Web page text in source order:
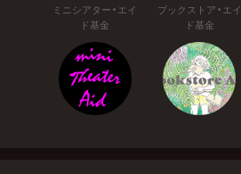
ミニシアター・エイ
ド基金
ブックストア・エイ
ド基金